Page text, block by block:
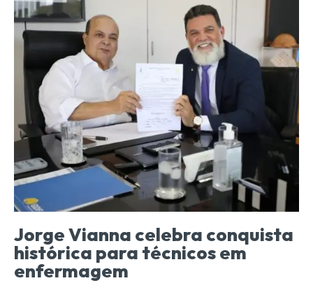
Jorge Vianna celebra conquista
histórica para técnicos em
enfermagem